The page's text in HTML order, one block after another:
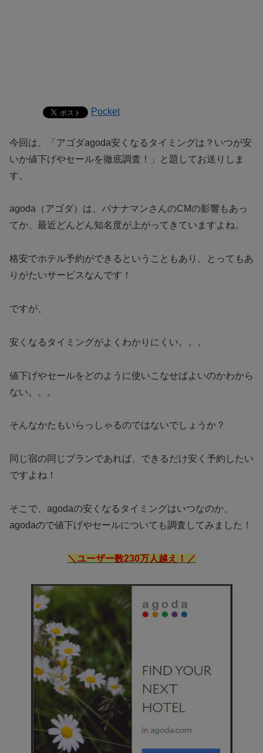
Pocket
今回は、「アゴダagoda安くなるタイミングは？いつが安
いか値下げやセールを徹底調査！」と題してお送りしま
す。
agoda（アゴダ）は、バナナマンさんのCMの影響もあっ
てか、最近どんどん知名度が上がってきていますよね。
格安でホテル予約ができるということもあり、とってもあ
りがたいサービスなんです！
ですが、
安くなるタイミングがよくわかりにくい。。。
値下げやセールをどのように使いこなせばよいのかわから
ない。。。
そんなかたもいらっしゃるのではないでしょうか？
同じ宿の同じプランであれば、できるだけ安く予約したい
ですよね！
そこで、agodaの安くなるタイミングはいつなのか、
agodaので値下げやセールについても調査してみました！
＼ユーザー数230万人越え！／